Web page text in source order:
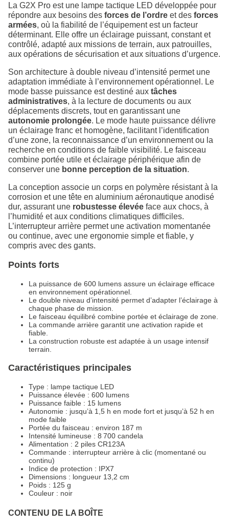
La G2X Pro est une lampe tactique LED développée pour
répondre aux besoins des forces de l’ordre et des forces
armées, où la fiabilité de l’équipement est un facteur
déterminant. Elle offre un éclairage puissant, constant et
contrôlé, adapté aux missions de terrain, aux patrouilles,
aux opérations de sécurisation et aux situations d’urgence.
Son architecture à double niveau d’intensité permet une
adaptation immédiate à l’environnement opérationnel. Le
mode basse puissance est destiné aux tâches
administratives, à la lecture de documents ou aux
déplacements discrets, tout en garantissant une
autonomie prolongée. Le mode haute puissance délivre
un éclairage franc et homogène, facilitant l’identification
d’une zone, la reconnaissance d’un environnement ou la
recherche en conditions de faible visibilité. Le faisceau
combine portée utile et éclairage périphérique afin de
conserver une bonne perception de la situation.
La conception associe un corps en polymère résistant à la
corrosion et une tête en aluminium aéronautique anodisé
dur, assurant une robustesse élevée face aux chocs, à
l’humidité et aux conditions climatiques difficiles.
L’interrupteur arrière permet une activation momentanée
ou continue, avec une ergonomie simple et fiable, y
compris avec des gants.
Points forts
La puissance de 600 lumens assure un éclairage efficace
en environnement opérationnel.
Le double niveau d’intensité permet d’adapter l’éclairage à
chaque phase de mission.
Le faisceau équilibré combine portée et éclairage de zone.
La commande arrière garantit une activation rapide et
fiable.
La construction robuste est adaptée à un usage intensif
terrain.
Caractéristiques principales
Type : lampe tactique LED
Puissance élevée : 600 lumens
Puissance faible : 15 lumens
Autonomie : jusqu’à 1,5 h en mode fort et jusqu’à 52 h en
mode faible
Portée du faisceau : environ 187 m
Intensité lumineuse : 8 700 candela
Alimentation : 2 piles CR123A
Commande : interrupteur arrière à clic (momentané ou
continu)
Indice de protection : IPX7
Dimensions : longueur 13,2 cm
Poids : 125 g
Couleur : noir
CONTENU DE LA BOÎTE